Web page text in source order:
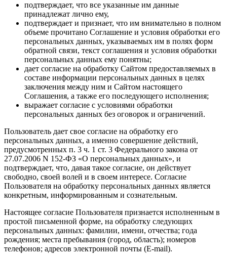
подтверждает, что все указанные им данные
принадлежат лично ему,
подтверждает и признает, что им внимательно в полном
объеме прочитано Соглашение и условия обработки его
персональных данных, указываемых им в полях форм
обратной связи, текст соглашения и условия обработки
персональных данных ему понятны;
дает согласие на обработку Сайтом предоставляемых в
составе информации персональных данных в целях
заключения между ним и Сайтом настоящего
Соглашения, а также его последующего исполнения;
выражает согласие с условиями обработки
персональных данных без оговорок и ограничений.
Пользователь дает свое согласие на обработку его
персональных данных, а именно совершение действий,
предусмотренных п. 3 ч. 1 ст. 3 Федерального закона от
27.07.2006 N 152-ФЗ «О персональных данных», и
подтверждает, что, давая такое согласие, он действует
свободно, своей волей и в своем интересе. Согласие
Пользователя на обработку персональных данных является
конкретным, информированным и сознательным.
Настоящее согласие Пользователя признается исполненным в
простой письменной форме, на обработку следующих
персональных данных: фамилии, имени, отчества; года
рождения; места пребывания (город, область); номеров
телефонов; адресов электронной почты (E-mail).